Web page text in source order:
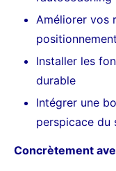
Améliorer vos
Installer les
durable
Intégrer une
perspicace du
Concrètement